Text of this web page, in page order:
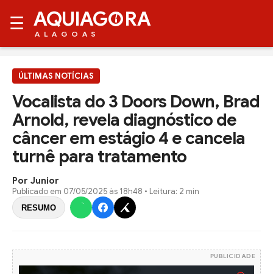
☰ AQUIAG RA
ALAGOAS
ÚLTIMAS NOTÍCIAS
Vocalista do 3 Doors Down, Brad
Arnold, revela diagnóstico de
câncer em estágio 4 e cancela
turnê para tratamento
Por Junior
Publicado em 07/05/2025 às 18h48 • Leitura: 2 min
RESUMO
PUBLICIDADE